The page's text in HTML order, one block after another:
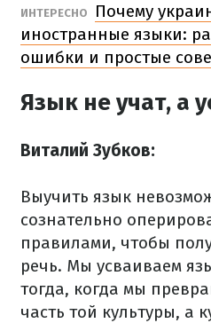
ИНТЕРЕСНО
Почему
иностранные языки:
ошибки и простые
Язык не учат, а
Виталий Зубков:
Выучить язык
сознательно
правилами, чтобы
речь. Мы усваиваем
тогда, когда мы
часть той культуры, а